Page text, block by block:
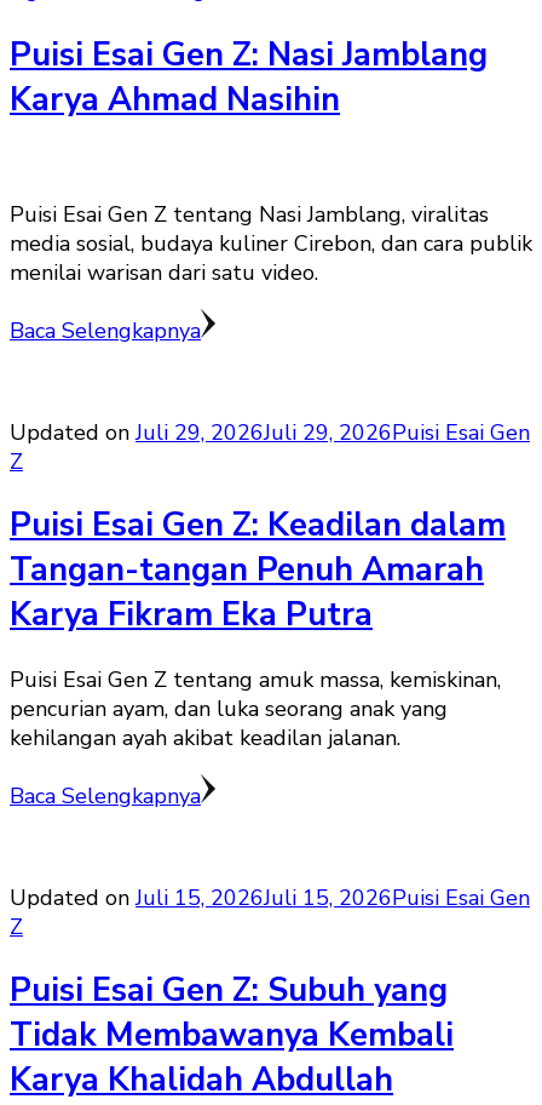
Puisi Esai Gen Z: Nasi Jamblang
Karya Ahmad Nasihin
Puisi Esai Gen Z tentang Nasi Jamblang, viralitas
media sosial, budaya kuliner Cirebon, dan cara publik
menilai warisan dari satu video.
Baca Selengkapnya
Updated onJuli 29, 2026Juli 29, 2026Puisi Esai Gen
Z
Puisi Esai Gen Z: Keadilan dalam
Tangan-tangan Penuh Amarah
Karya Fikram Eka Putra
Puisi Esai Gen Z tentang amuk massa, kemiskinan,
pencurian ayam, dan luka seorang anak yang
kehilangan ayah akibat keadilan jalanan.
Baca Selengkapnya
Updated onJuli 15, 2026Juli 15, 2026Puisi Esai Gen
Z
Puisi Esai Gen Z: Subuh yang
Tidak Membawanya Kembali
Karya Khalidah Abdullah